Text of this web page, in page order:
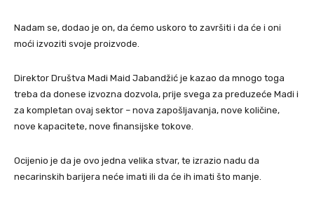
Nadam se, dodao je on, da ćemo uskoro to završiti i da će i oni
moći izvoziti svoje proizvode.
Direktor Društva Madi Maid Jabandžić je kazao da mnogo toga
treba da donese izvozna dozvola, prije svega za preduzeće Madi i
za kompletan ovaj sektor – nova zapošljavanja, nove količine,
nove kapacitete, nove finansijske tokove.
Ocijenio je da je ovo jedna velika stvar, te izrazio nadu da
necarinskih barijera neće imati ili da će ih imati što manje.